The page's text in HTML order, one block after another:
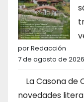
por Redacción
7 de agosto de 2026
La Casona de
novedades